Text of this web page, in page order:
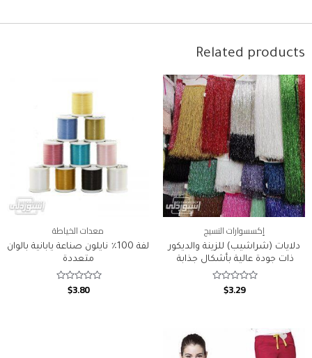
Related products
إكسسوارات النسيج
دلايات (شراشيب) للزينة والديكور
ذات جودة عالية بأشكال جذابة
Rated
$3.29
معدات الخياطة
لفة 100٪ نايلون صناعة يابانية بالوان
متعددة
Rated
$3.80